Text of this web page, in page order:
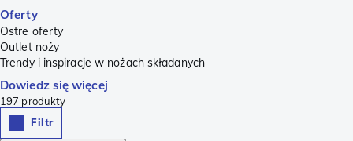
Oferty
Ostre oferty
Outlet noży
Trendy i inspiracje w nożach składanych
Dowiedz się więcej
197 produkty
Filtr